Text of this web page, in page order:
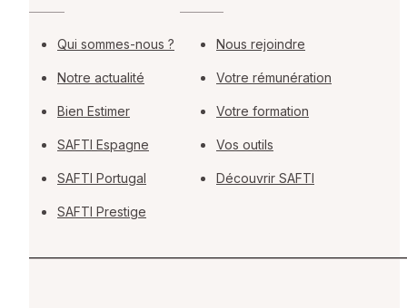
Qui sommes-nous ?
Notre actualité
Bien Estimer
SAFTI Espagne
SAFTI Portugal
SAFTI Prestige
Nous rejoindre
Votre rémunération
Votre formation
Vos outils
Découvrir SAFTI